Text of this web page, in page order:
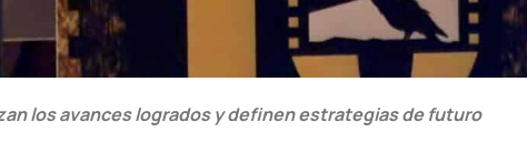
los avances logrados y definen estrategias de futuro